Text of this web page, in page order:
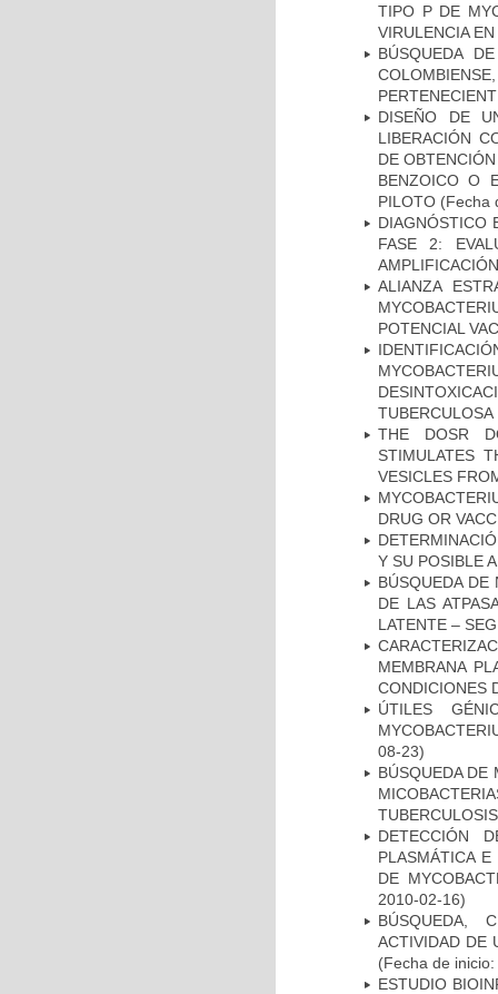
TIPO P DE
VIRULENCIA
BÚSQUEDA
DISEÑO DE
LIBERACIÓN
DE
BENZOICO O
PILOTO (Fecha
DIAGNÓSTICO
FASE 2:
ALIANZA
POTENCIAL
TUBERCULOSA
THE DOSR
STIMULATES
VESICLES
DRUG OR
Y SU POSIBLE
BÚSQUEDA DE
DE LAS
LATENTE –
MEMBRANA
CONDICIONES
ÚTILES
08-23)
BÚSQUEDA DE
DETECCIÓN
PLASMÁTICA
DE
2010-02-16)
BÚSQUEDA,
ACTIVIDAD DE
(Fecha de
ESTUDIO